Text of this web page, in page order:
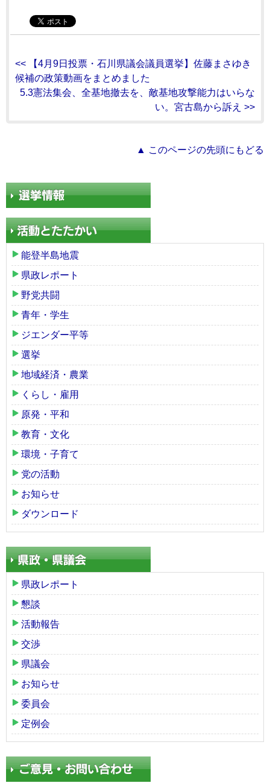
<< 【4月9日投票・石川県議会議員選挙】佐藤まさゆき
候補の政策動画をまとめました
5.3憲法集会、全基地撤去を、敵基地攻撃能力はいらな
い。宮古島から訴え >>
▲ このページの先頭にもどる
能登半島地震
県政レポート
野党共闘
青年・学生
ジエンダー平等
選挙
地域経済・農業
くらし・雇用
原発・平和
教育・文化
環境・子育て
党の活動
お知らせ
ダウンロード
県政レポート
懇談
活動報告
交渉
県議会
お知らせ
委員会
定例会